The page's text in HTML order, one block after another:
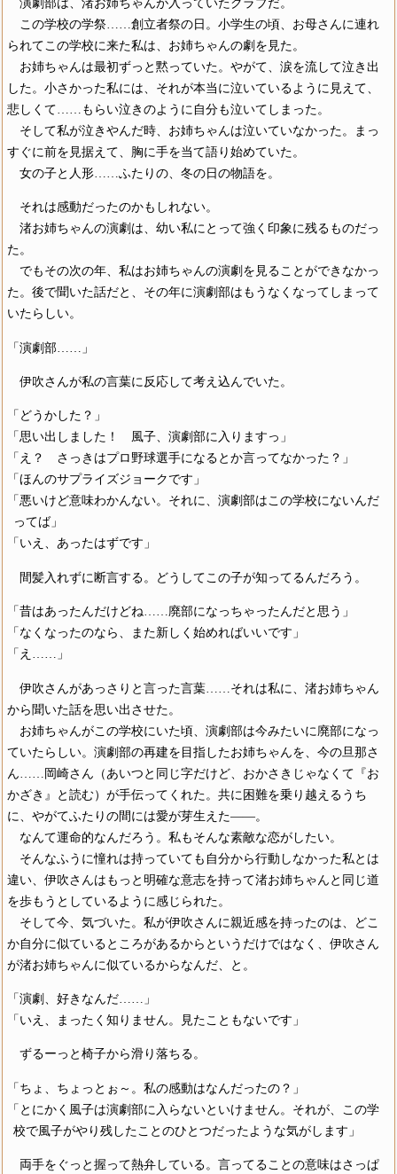
この学校の学祭……創立者祭の日。小学生の頃、お母さんに連れ
られてこの学校に来た私は、お姉ちゃんの劇を見た。
お姉ちゃんは最初ずっと黙っていた。やがて、涙を流して泣き出
した。小さかった私には、それが本当に泣いているように見えて、
悲しくて……もらい泣きのように自分も泣いてしまった。
そして私が泣きやんだ時、お姉ちゃんは泣いていなかった。まっ
すぐに前を見据えて、胸に手を当て語り始めていた。
女の子と人形……ふたりの、冬の日の物語を。
それは感動だったのかもしれない。
渚お姉ちゃんの演劇は、幼い私にとって強く印象に残るものだっ
た。
でもその次の年、私はお姉ちゃんの演劇を見ることができなかっ
た。後で聞いた話だと、その年に演劇部はもうなくなってしまって
いたらしい。
「演劇部……」
伊吹さんが私の言葉に反応して考え込んでいた。
「どうかした？」
「思い出しました！ 風子、演劇部に入りますっ」
「え？ さっきはプロ野球選手になるとか言ってなかった？」
「ほんのサプライズジョークです」
「悪いけど意味わかんない。それに、演劇部はこの学校にないんだ
ってば」
「いえ、あったはずです」
間髪入れずに断言する。どうしてこの子が知ってるんだろう。
「昔はあったんだけどね……廃部になっちゃったんだと思う」
「なくなったのなら、また新しく始めればいいです」
「え……」
伊吹さんがあっさりと言った言葉……それは私に、渚お姉ちゃん
から聞いた話を思い出させた。
お姉ちゃんがこの学校にいた頃、演劇部は今みたいに廃部になっ
ていたらしい。演劇部の再建を目指したお姉ちゃんを、今の旦那さ
ん……岡崎さん（あいつと同じ字だけど、おかさきじゃなくて『お
かざき』と読む）が手伝ってくれた。共に困難を乗り越えるうち
に、やがてふたりの間には愛が芽生えた――。
なんて運命的なんだろう。私もそんな素敵な恋がしたい。
そんなふうに憧れは持っていても自分から行動しなかった私とは
違い、伊吹さんはもっと明確な意志を持って渚お姉ちゃんと同じ道
を歩もうとしているように感じられた。
そして今、気づいた。私が伊吹さんに親近感を持ったのは、どこ
か自分に似ているところがあるからというだけではなく、伊吹さん
が渚お姉ちゃんに似ているからなんだ、と。
「演劇、好きなんだ……」
「いえ、まったく知りません。見たこともないです」
ずるーっと椅子から滑り落ちる。
「ちょ、ちょっとぉ～。私の感動はなんだったの？」
「とにかく風子は演劇部に入らないといけません。それが、この学
校で風子がやり残したことのひとつだったような気がします」
両手をぐっと握って熱弁している。言ってることの意味はさっぱ